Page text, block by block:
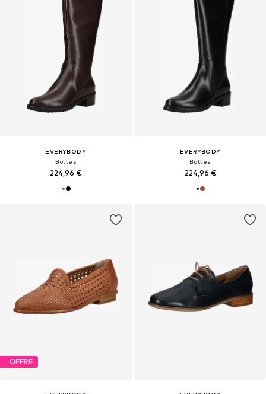
EVERYBODY
Bottes
224,96 €
EVERYBODY
Bottes
224,96 €
OFFRE